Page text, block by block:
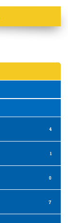
4
1
0
7